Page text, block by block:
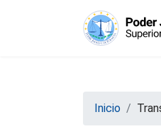
Inicio